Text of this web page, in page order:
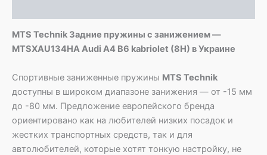
MTS Technik Задние пружины с занижением —
MTSXAU134HA Audi A4 B6 kabriolet (8H) в Украине
Спортивные заниженные пружины MTS Technik
доступны в широком диапазоне занижения — от -15 мм
до -80 мм. Предложение европейского бренда
ориентировано как на любителей низких посадок и
жестких транспортных средств, так и для
автолюбителей, которые хотят тонкую настройку, не